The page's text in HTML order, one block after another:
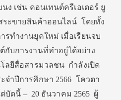
ง เช่น คอนเทนต์ครีเอเตอร์ ยู
ระขายสินค้าออนไลน์ โดยทั้ง
รทำงานยุคใหม่ เมื่อเรียนจบ
กับการงานที่ทำอยู่ได้อย่าง
ยีสื่อสารมวลชน กำลังเปิด
ำปีการศึกษา 2566 โควตา
บัดนี้ – 20 ธันวาคม 2565 ผู้